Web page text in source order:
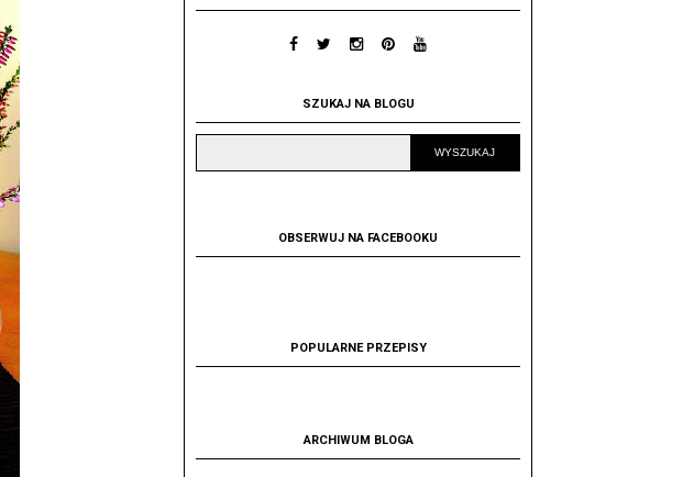
SZUKAJ NA BLOGU
OBSERWUJ NA FACEBOOKU
POPULARNE PRZEPISY
ARCHIWUM BLOGA